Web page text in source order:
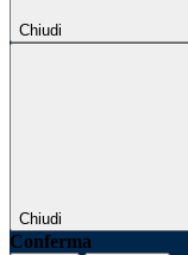
Chiudi
Chiudi
Conferma